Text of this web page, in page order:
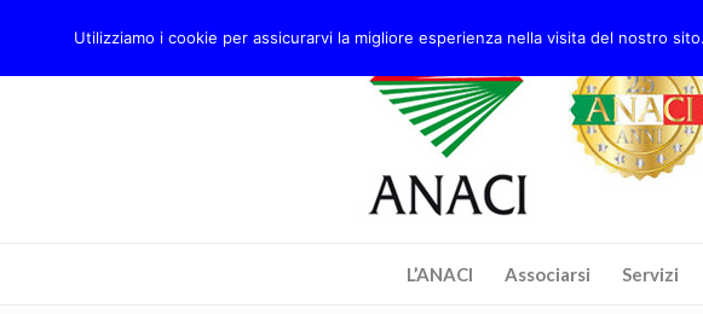
L’ANACI Associarsi Servizi
Utilizziamo i cookie per assicurarvi la migliore esperienza nella visita del nostro